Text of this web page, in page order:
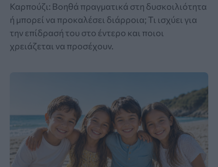
Καρπούζι: Βοηθά πραγματικά στη δυσκοιλιότητα
ή μπορεί να προκαλέσει διάρροια; Τι ισχύει για
την επίδρασή του στο έντερο και ποιοι
χρειάζεται να προσέχουν.